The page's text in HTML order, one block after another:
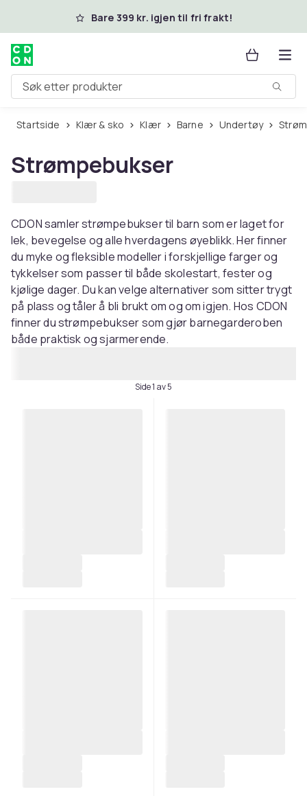
Hopp til hovedinnholdBare 399 kr. igjen til fri frakt!
Søk etter produkter
Startside Klær & sko Klær Barne Undertøy
Strømpebukser
CDON samler strømpebukser til barn som er laget for
lek, bevegelse og alle hverdagens øyeblikk. Her finner
du myke og fleksible modeller i forskjellige farger og
tykkelser som passer til både skolestart, fester og
kjølige dager. Du kan velge alternativer som sitter trygt
på plass og tåler å bli brukt om og om igjen. Hos CDON
finner du strømpebukser som gjør barnegarderoben
både praktisk og sjarmerende.
Side 1 av 5